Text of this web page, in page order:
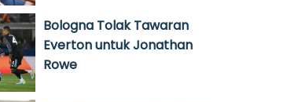
Bologna Tolak Tawaran
Everton untuk Jonathan
Rowe